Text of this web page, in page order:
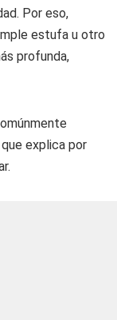
Por eso,
estufa u otro
profunda,
que explica por